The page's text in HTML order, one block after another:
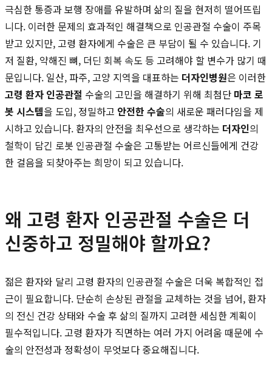
극심한 통증과 보행 장애를 유발하며 삶의 질을 현저히 떨어뜨립
니다. 이러한 문제의 효과적인 해결책으로 인공관절 수술이 주목
받고 있지만, 고령 환자에게 수술은 큰 부담이 될 수 있습니다. 기
저 질환, 약해진 뼈, 더딘 회복 속도 등 고려해야 할 변수가 많기 때
문입니다. 일산, 파주, 고양 지역을 대표하는 더자인병원은 이러한
고령 환자 인공관절 수술의 고민을 해결하기 위해 최첨단 마코 로
봇 시스템을 도입, 정밀하고 안전한 수술의 새로운 패러다임을 제
시하고 있습니다. 환자의 안전을 최우선으로 생각하는 더자인의
철학이 담긴 로봇 인공관절 수술은 고통받는 어르신들에게 건강
한 걸음을 되찾아주는 희망이 되고 있습니다.
왜 고령 환자 인공관절 수술은 더
신중하고 정밀해야 할까요?
젊은 환자와 달리 고령 환자의 인공관절 수술은 더욱 복합적인 접
근이 필요합니다. 단순히 손상된 관절을 교체하는 것을 넘어, 환자
의 전신 건강 상태와 수술 후 삶의 질까지 고려한 세심한 계획이
필수적입니다. 고령 환자가 직면하는 여러 가지 어려움 때문에 수
술의 안전성과 정확성이 무엇보다 중요해집니다.